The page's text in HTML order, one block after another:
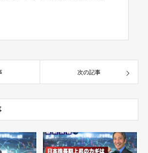
次の記事